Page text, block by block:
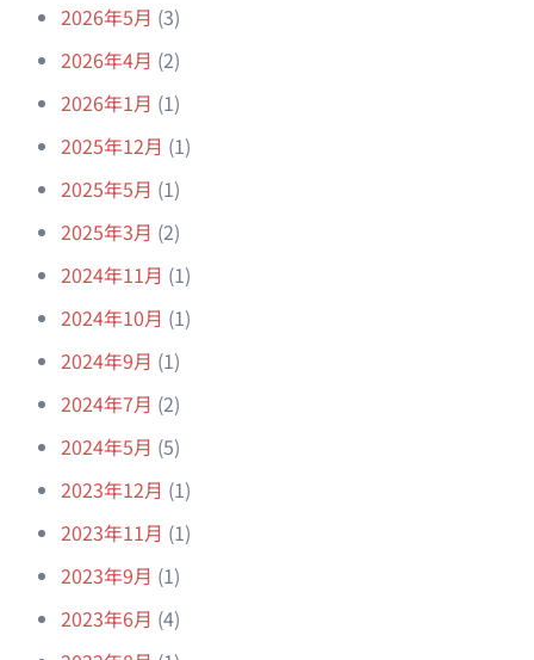
2026年5月 (3)
2026年4月 (2)
2026年1月 (1)
2025年12月 (1)
2025年5月 (1)
2025年3月 (2)
2024年11月 (1)
2024年10月 (1)
2024年9月 (1)
2024年7月 (2)
2024年5月 (5)
2023年12月 (1)
2023年11月 (1)
2023年9月 (1)
2023年6月 (4)